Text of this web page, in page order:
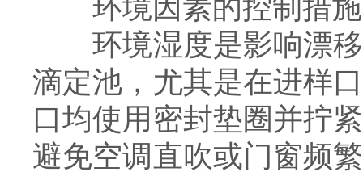
环境因素的控制措施
环境湿度是影响漂移
滴定池，尤其是在进样
口均使用密封垫圈并拧
避免空调直吹或门窗频